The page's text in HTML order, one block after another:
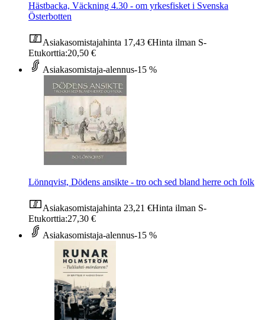
Hästbacka, Väckning 4.30 - om yrkesfisket i Svenska
Österbotten
Asiakasomistajahinta 17,43 €Hinta ilman S-
Etukorttia:20,50 €
Asiakasomistaja-alennus-15 %
Lönnqvist, Dödens ansikte - tro och sed bland herre och folk
Asiakasomistajahinta 23,21 €Hinta ilman S-
Etukorttia:27,30 €
Asiakasomistaja-alennus-15 %